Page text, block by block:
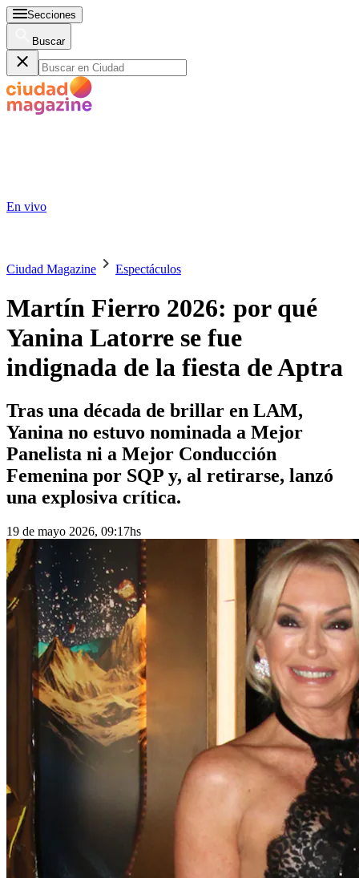
Secciones
Buscar
En vivo
Ciudad Magazine Espectáculos
Martín Fierro 2026: por qué
Yanina Latorre se fue
indignada de la fiesta de Aptra
Tras una década de brillar en LAM,
Yanina no estuvo nominada a Mejor
Panelista ni a Mejor Conducción
Femenina por SQP y, al retirarse, lanzó
una explosiva crítica.
19 de mayo 2026, 09:17hs